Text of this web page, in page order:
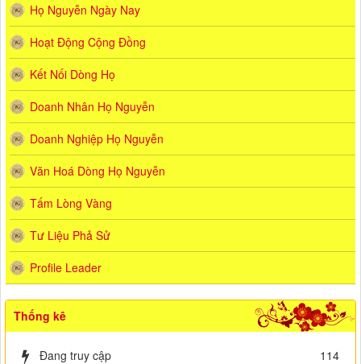
Họ Nguyễn Ngày Nay
Hoạt Động Cộng Đồng
Kết Nối Dòng Họ
Doanh Nhân Họ Nguyễn
Doanh Nghiệp Họ Nguyễn
Văn Hoá Dòng Họ Nguyễn
Tấm Lòng Vàng
Tư Liệu Phả Sử
Profile Leader
Thống kê
Đang truy cập
114